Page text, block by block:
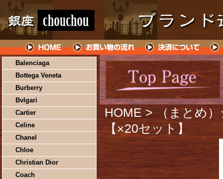
Balenciaga
Bottega Veneta
Burberry
Bvlgari
Cartier
Celine
Chanel
Chloe
Christian Dior
Coach
HOME > （まとめ
【×20セット】